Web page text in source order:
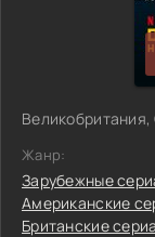
Жанр:
Зарубежные
Американские
Британские